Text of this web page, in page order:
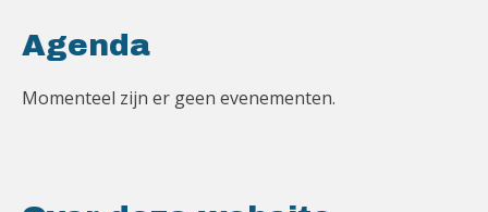
Agenda
Momenteel zijn er geen evenementen.